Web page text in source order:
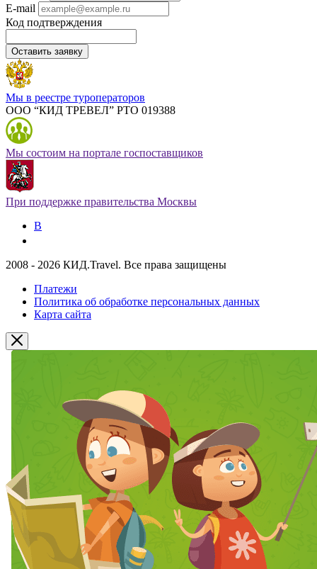
E-mail
Код подтверждения
Оставить заявку
Мы в реестре туроператоров
ООО “КИД ТРЕВЕЛ” РТО 019388
Мы состоим на портале госпоставщиков
При поддержке правительства Москвы
В
2008 - 2026 КИД.Travel. Все права защищены
Платежи
Политика об обработке персональных данных
Карта сайта